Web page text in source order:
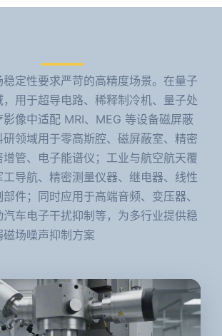
定性要求严苛的高精度场景。在量子
用于超导电路、稀释制冷机、量子处
像中适配 MRI、MEG 等设备磁屏蔽
领域用于零高斯腔、磁屏蔽室、精密
管、电子能谱仪；工业与航空航天覆
导航、精密测量仪器、继电器、线性
件；同时应用于高端音频、变压器、
车电子干扰抑制等，为多行业提供稳
场噪声抑制方案